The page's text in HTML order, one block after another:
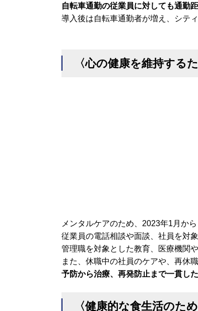
自転車通勤の従業員に対しても通勤
導入後は自転車通勤者が増え、シテ
〈心の健康を維持するた
メンタルケアのため、2023年1月から
従業員の電話相談や面談、社員を対
管理職を対象とした教育、医療機関
また、休職中の社員のケアや、再休
予防から治療、再発防止まで一貫し
〈健康的な食生活のため